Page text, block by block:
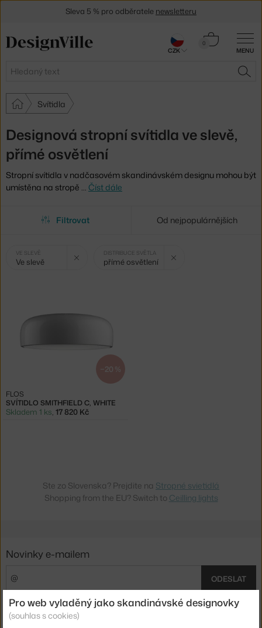
MENU
Hledat
0
Košík
Svítidla
Designová stropní svítidla ve slevě,
přímé osvětlení
Stropní svítidla v nadčasovém skandinávském designu mohou být
umístěna na stropě … Číst dále
Filtrovat Od nejpopulárnějších
Vybrané
filtry:
VE SLEVĚ
Ve slevě
Zrušit filtr
DISTRIBUCE SVĚTLA
přímé osvětlení
−20 %
SVÍTIDLO SMITHFIELD C, WHITE
FLOS
Skladem 1 ks 17 820 Kč
Ste zo Slovenska? Prejdite na Stropné svietidlá
Shopping from the EU? Switch to Ceilling lights
Sleva 5 % pro odběratele newsletteru
CZK
Pro web vyladěný jako skandinávské designovky
(souhlas s cookies)
Novinky e-mailem
ODESLAT
Přihlášením souhlasíte sezpracováním osobních údajů.